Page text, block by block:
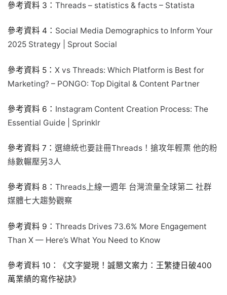
參考資料 3： Threads – statistics & facts – Statista
參考資料 4： Social Media Demographics to Inform Your
2025 Strategy | Sprout Social
參考資料 5： X vs Threads: Which Platform is Best for
Marketing? – PONGO: Top Digital & Content Partner
參考資料 6： Instagram Content Creation Process: The
Essential Guide | Sprinklr
參考資料 7： 選總統也要註冊Threads！搶攻年輕票 他的粉
絲數輾壓另3人
參考資料 8： Threads上線一週年 台灣流量全球第二 社群
媒體七大趨勢觀察
參考資料 9： Threads Drives 73.6% More Engagement
Than X — Here’s What You Need to Know
參考資料 10：《文字變現！誠懇文案力：王繁捷日破400
萬業績的寫作祕訣》